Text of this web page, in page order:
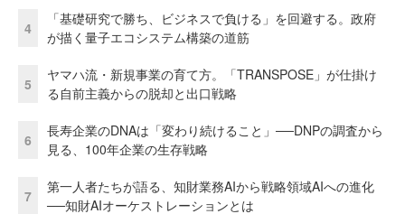
4
「基礎研究で勝ち、ビジネスで負ける」を回避する。政府
が描く量子エコシステム構築の道筋
5
ヤマハ流・新規事業の育て方。「TRANSPOSE」が仕掛け
る自前主義からの脱却と出口戦略
6
長寿企業のDNAは「変わり続けること」──DNPの調査から
見る、100年企業の生存戦略
7
第一人者たちが語る、知財業務AIから戦略領域AIへの進化
──知財AIオーケストレーションとは